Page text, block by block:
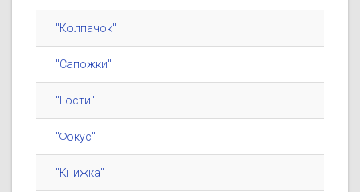
"Колпачок"
"Сапожки"
"Гости"
"Фокус"
"Книжка"